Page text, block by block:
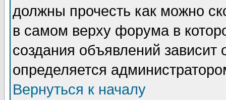
должны прочесть как можно
в самом верху форума в
создания объявлений зависит
определяется
Вернуться к началу